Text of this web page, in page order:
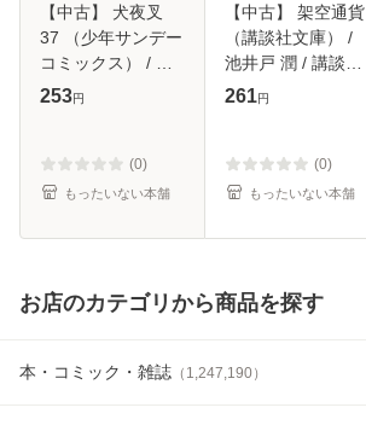
【中古】 犬夜叉
37 （少年サンデー
コミックス） / 高
橋 留美子 / 小学館
253円
(0)
もったいない本舗
【中古】 架空通貨
（講談社文庫） /
池井戸 潤 / 講談社
[文庫]【メール便送
261円
(0)
もったいない本舗
お店のカテゴリから商品を探す
本・コミック・雑誌 （ 1,247,190）